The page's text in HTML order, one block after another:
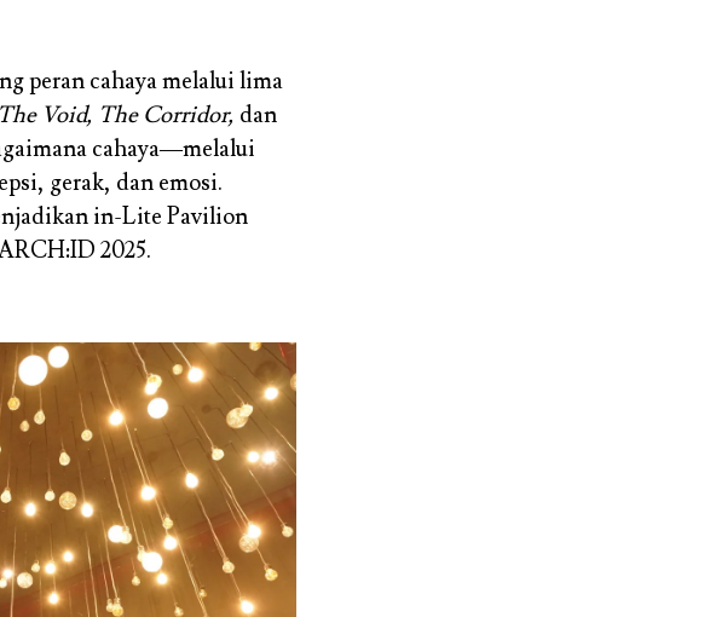
peran cahaya melalui lima
Void, The Corridor, dan
cahaya—melalui
gerak, dan emosi.
in-Lite Pavilion
2025.